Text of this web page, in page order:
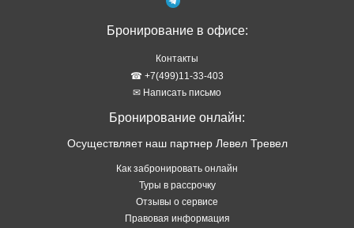
Бронирование в офисе:
Контакты
☎ +7(499)11-33-403
✉ Написать письмо
Бронирование онлайн:
Осуществляет наш партнер Левел Тревел
Как забронировать онлайн
Туры в рассрочку
Отзывы о сервисе
Правовая информация